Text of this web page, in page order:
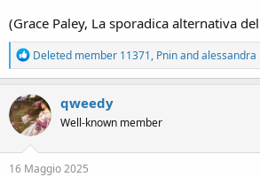
(Grace Paley, La sporadica alternativa
R
e
a
c
t
i
o
n
s
Deleted member 11371, Pninandalessandra
qweedy
Well-known member
16 Maggio 2025